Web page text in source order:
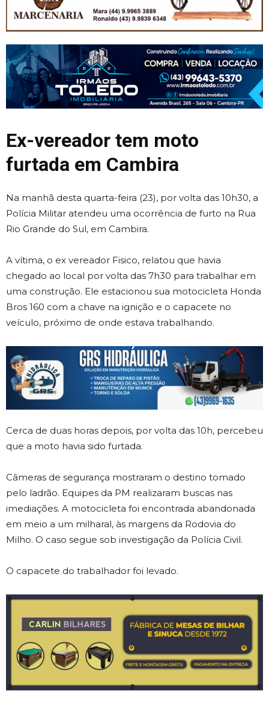
Ex-vereador tem moto
furtada em Cambira
Na manhã desta quarta-feira (23), por volta das 10h30, a
Polícia Militar atendeu uma ocorrência de furto na Rua
Rio Grande do Sul, em Cambira.
A vítima, o ex vereador Fisico, relatou que havia
chegado ao local por volta das 7h30 para trabalhar em
uma construção. Ele estacionou sua motocicleta Honda
Bros 160 com a chave na ignição e o capacete no
veículo, próximo de onde estava trabalhando.
Cerca de duas horas depois, por volta das 10h, percebeu
que a moto havia sido furtada.
Câmeras de segurança mostraram o destino tomado
pelo ladrão. Equipes da PM realizaram buscas nas
imediações. A motocicleta foi encontrada abandonada
em meio a um milharal, às margens da Rodovia do
Milho. O caso segue sob investigação da Polícia Civil.
O capacete do trabalhador foi levado.